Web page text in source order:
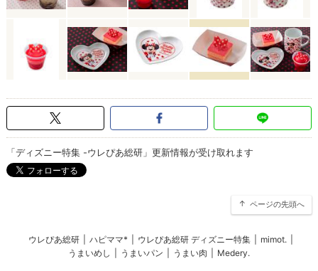
「ディズニー特集 -ウレぴあ総研」更新情報が受け取れます
ページの先頭へ
ウレぴあ総研 ハピママ* ウレぴあ総研 ディズニー特集 mimot.
うまいめし
うまいパン うまい肉 Medery.